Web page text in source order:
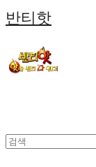
반티핫